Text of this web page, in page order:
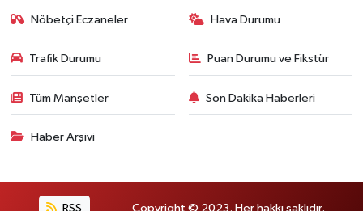
Nöbetçi Eczaneler Hava Durumu
Trafik Durumu Puan Durumu ve Fikstür
Tüm Manşetler Son Dakika Haberleri
Haber Arşivi
RSS Copyright © 2023. Her hakkı saklıdır.